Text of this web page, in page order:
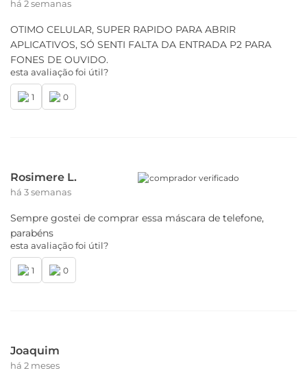
há 2 semanas
OTIMO CELULAR, SUPER RAPIDO PARA ABRIR
APLICATIVOS, SÓ SENTI FALTA DA ENTRADA P2 PARA
FONES DE OUVIDO.
esta avaliação foi útil?
1 0
Rosimere L.
há 3 semanas
comprador verificado
Sempre gostei de comprar essa máscara de telefone,
parabéns
esta avaliação foi útil?
1 0
Joaquim
há 2 meses